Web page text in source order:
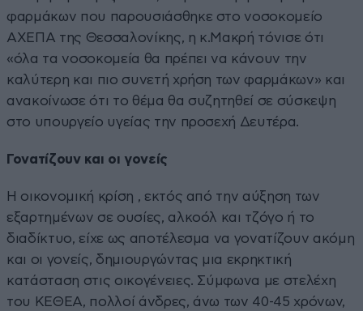
φαρμάκων που παρουσιάσθηκε στο νοσοκομείο
ΑΧΕΠΑ της Θεσσαλονίκης, η κ.Μακρή τόνισε ότι
«όλα τα νοσοκομεία θα πρέπει να κάνουν την
καλύτερη και πιο συνετή χρήση των φαρμάκων» και
ανακοίνωσε ότι το θέμα θα συζητηθεί σε σύσκεψη
στο υπουργείο υγείας την προσεχή Δευτέρα.
Γονατίζουν και οι γονείς
Η οικονομική κρίση , εκτός από την αύξηση των
εξαρτημένων σε ουσίες, αλκοόλ και τζόγο ή το
διαδίκτυο, είχε ως αποτέλεσμα να γονατίζουν ακόμη
και οι γονείς, δημιουργώντας μια εκρηκτική
κατάσταση στις οικογένειες. Σύμφωνα με στελέχη
του ΚΕΘΕΑ, πολλοί άνδρες, άνω των 40-45 χρόνων,